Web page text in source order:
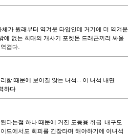
가 원래부터 역겨운 타입인데 거기에 더 역겨운
에 없는 희대의 개사기 포켓몬 드래곤끼리 싸울
겹다.
함 때문에 보이질 않는 녀석... 이 녀석 내면
하다
다는점 하나 때문에 거진 도등용 취급. 내구도
드에서도 회피를 긴장타며 해야하기에 이녀석